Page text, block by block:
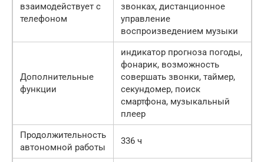
взаимодействует с
телефоном
звонках, дистанционное
управление
воспроизведением музыки
Дополнительные
функции
индикатор прогноза погоды,
фонарик, возможность
совершать звонки, таймер,
секундомер, поиск
смартфона, музыкальный
плеер
Продолжительность
автономной работы
336 ч